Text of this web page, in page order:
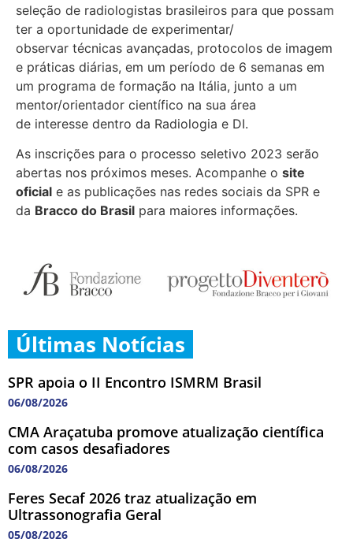
seleção de radiologistas brasileiros para que possam
ter a oportunidade de experimentar/
observar técnicas avançadas, protocolos de imagem
e práticas diárias, em um período de 6 semanas em
um programa de formação na Itália, junto a um
mentor/orientador científico na sua área
de interesse dentro da Radiologia e DI.
As inscrições para o processo seletivo 2023 serão
abertas nos próximos meses. Acompanhe o site
oficial e as publicações nas redes sociais da SPR e
da Bracco do Brasil para maiores informações.
Últimas Notícias
SPR apoia o II Encontro ISMRM Brasil
06/08/2026
CMA Araçatuba promove atualização científica
com casos desafiadores
06/08/2026
Feres Secaf 2026 traz atualização em
Ultrassonografia Geral
05/08/2026